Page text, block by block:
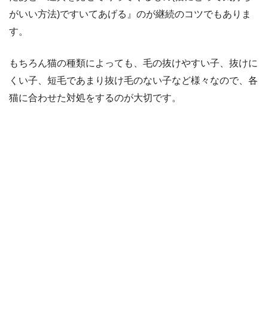
がいい方法)ですいてあげる』のが継続のコツでもありま
す。
もちろん猫の種類によっても、毛の抜けやすい子、抜けに
くい子、短毛であまり抜け毛のない子など様々なので、各
猫に合わせた対処をするのが大切です。